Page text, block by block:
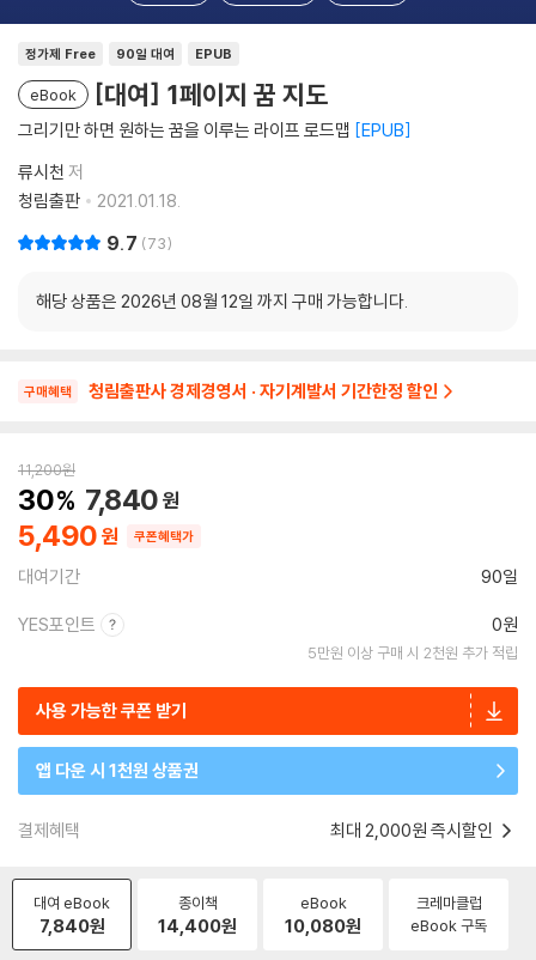
정가제 Free 90일 대여 EPUB
eBook [대여] 1페이지 꿈 지도
그리기만 하면 원하는 꿈을 이루는 라이프 로드맵 EPUB
류시천 저
청림출판
2021.01.18.
9.7 73
해당 상품은 2026년 08월 12일 까지 구매 가능합니다.
구매혜택 청림출판사 경제경영서 · 자기계발서 기간한정 할인
11,200원
5,490
30 7,840
쿠폰혜택가
대여기간 90일
YES포인트 0원
5만원 이상 구매 시 2천원 추가 적립
사용 가능한 쿠폰 받기
앱 다운 시 1천원 상품권
결제혜택 최대 2,000원 즉시할인
대여 eBook
7,840원
종이책
14,400원
eBook
10,080원
크레마클럽
eBook 구독